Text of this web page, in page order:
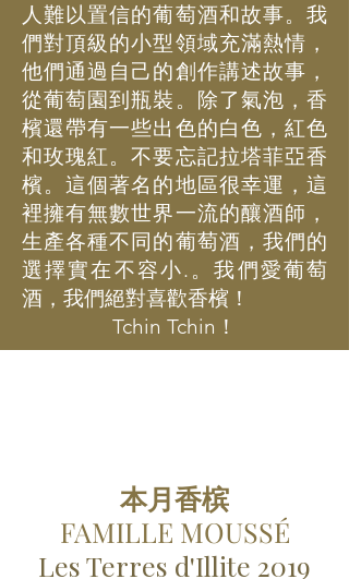
人難以置信的葡萄酒和故事。我
們對頂級的小型領域充滿熱情，
他們通過自己的創作講述故事，
從葡萄園到瓶裝。除了氣泡，香
檳還帶有一些出色的白色，紅色
和玫瑰紅。不要忘記拉塔菲亞香
檳。這個著名的地區很幸運，這
裡擁有無數世界一流的釀酒師，
生產各種不同的葡萄酒，我們的
選擇實在不容小.。我們愛葡萄
酒，我們絕對喜歡香檳！
Tchin Tchin！
本月香槟
FAMILLE MOUSSÉ
Les Terres d'Illite 2019